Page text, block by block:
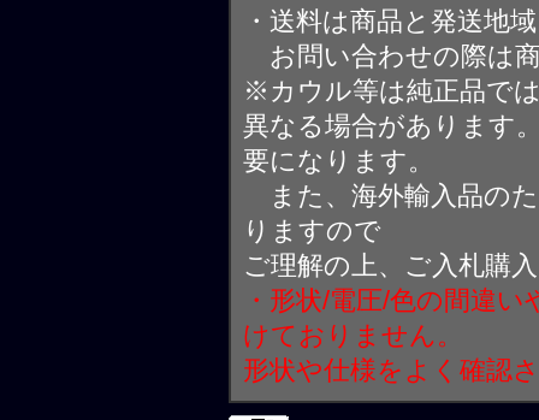
・送料は商品と発送地
お問い合わせの際は
※カウル等は純正品で
異なる場合があります
要になります。
また、海外輸入品の
りますので
ご理解の上、ご入札購
・形状/電圧/色の間違
けておりません。
形状や仕様をよく確認